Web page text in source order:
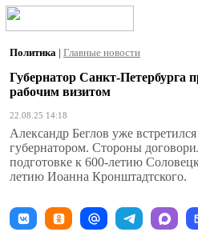
Политика | Главные новости
Губернатор Санкт-Петербурга
рабочим визитом
22.08.25 14:18
Александр Беглов уже
губернатором. Стороны
подготовке к 600-летию
летию Иоанна Кронштадтского.